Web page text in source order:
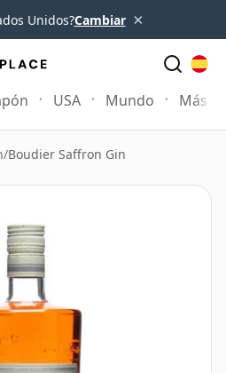
Unidos?Cambiar ×
USA Mundo Más
/Boudier Saffron Gin